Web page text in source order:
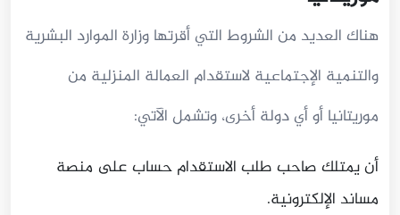
هناك العديد من الشروط التي أقرتها وزارة الموارد البشرية
والتنمية الإجتماعية لاستقدام العمالة المنزلية من
موريتانيا أو أي دولة أخرى، وتشمل الآتي:
أن يمتلك صاحب طلب الاستقدام حساب على منصة
مساند الإلكترونية.